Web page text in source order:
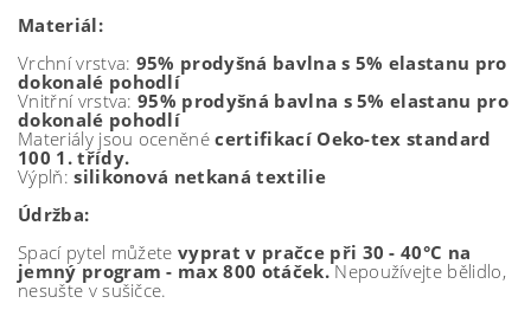
Materiál:
Vrchní vrstva: 95% prodyšná bavlna s 5% elastanu pro
dokonalé pohodlí
Vnitřní vrstva:95% prodyšná bavlna s 5% elastanu pro
dokonalé pohodlí
Materiály jsou oceněnécertifikací Oeko-tex standard
100 1. třídy.
Výplň:silikonová netkaná textilie
Údržba:
Spací pytel můžetevyprat v pračce při 30 - 40°C na
jemný program - max 800 otáček.Nepoužívejte bělidlo,
nesušte v sušičce.